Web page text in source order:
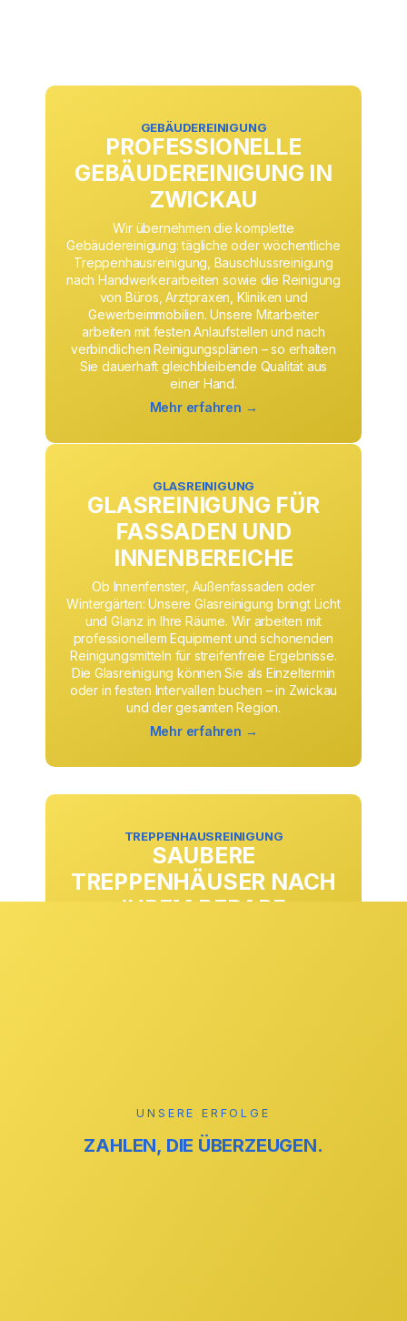
GEBÄUDEREINIGUNG
PROFESSIONELLE
GEBÄUDEREINIGUNG IN
ZWICKAU
Wir übernehmen die komplette
Gebäudereinigung: tägliche oder wöchentliche
Treppenhausreinigung, Bauschlussreinigung
nach Handwerkerarbeiten sowie die Reinigung
von Büros, Arztpraxen, Kliniken und
Gewerbeimmobilien. Unsere Mitarbeiter
arbeiten mit festen Anlaufstellen und nach
verbindlichen Reinigungsplänen – so erhalten
Sie dauerhaft gleichbleibende Qualität aus
einer Hand.
Mehr erfahren →
GLASREINIGUNG
GLASREINIGUNG FÜR
FASSADEN UND
INNENBEREICHE
Ob Innenfenster, Außenfassaden oder
Wintergärten: Unsere Glasreinigung bringt Licht
und Glanz in Ihre Räume. Wir arbeiten mit
professionellem Equipment und schonenden
Reinigungsmitteln für streifenfreie Ergebnisse.
Die Glasreinigung können Sie als Einzeltermin
oder in festen Intervallen buchen – in Zwickau
und der gesamten Region.
Mehr erfahren →
TREPPENHAUSREINIGUNG
SAUBERE
TREPPENHÄUSER NACH
IHREM BEDARF
UNSERE ERFOLGE
ZAHLEN, DIE ÜBERZEUGEN.